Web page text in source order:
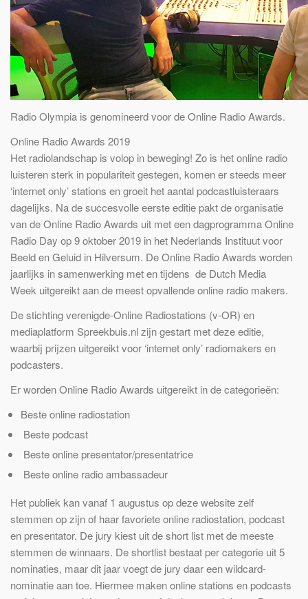
Radio Olympia is genomineerd voor de Online Radio Awards.
Online Radio Awards 2019
Het radiolandschap is volop in beweging! Zo is het online radio
luisteren sterk in populariteit gestegen, komen er steeds meer
‘internet only’ stations en groeit het aantal podcastluisteraars
dagelijks. Na de succesvolle eerste editie pakt de organisatie
van de Online Radio Awards uit met een dagprogramma Online
Radio Day op 9 oktober 2019 in het Nederlands Instituut voor
Beeld en Geluid in Hilversum. De Online Radio Awards worden
jaarlijks in samenwerking met en tijdens de Dutch Media
Week uitgereikt aan de meest opvallende online radio makers.
De stichting verenigde-Online Radiostations (v-OR) en
mediaplatform Spreekbuis.nl zijn gestart met deze editie,
waarbij prijzen uitgereikt voor ‘internet only’ radiomakers en
podcasters.
Er worden Online Radio Awards uitgereikt in de categorieën:
Beste online radiostation
Beste podcast
Beste online presentator/presentatrice
Beste online radio ambassadeur
Het publiek kan vanaf 1 augustus op deze website zelf
stemmen op zijn of haar favoriete online radiostation, podcast
en presentator. De jury kiest uit de short list met de meeste
stemmen de winnaars. De shortlist bestaat per categorie uit 5
nominaties, maar dit jaar voegt de jury daar een wildcard-
nominatie aan toe. Hiermee maken online stations en podcasts